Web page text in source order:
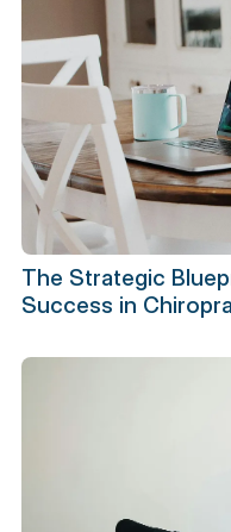
The Strategic
Success in